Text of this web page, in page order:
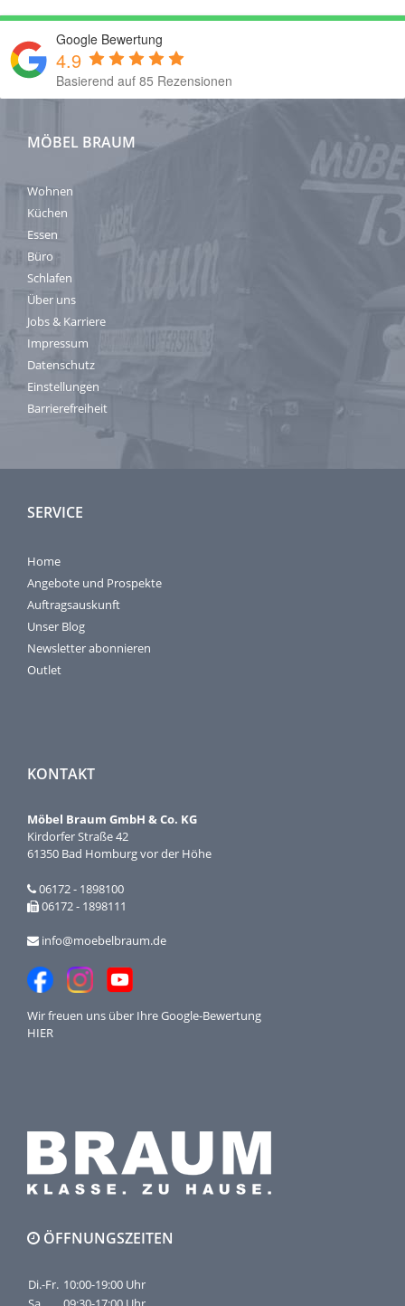
Google Bewertung
4.9
Basierend auf 85 Rezensionen
MÖBEL BRAUM
Wohnen
Küchen
Essen
Büro
Schlafen
Über uns
Jobs & Karriere
Impressum
Datenschutz
Einstellungen
Barrierefreiheit
SERVICE
Home
Angebote und Prospekte
Auftragsauskunft
Unser Blog
Newsletter abonnieren
Outlet
KONTAKT
Möbel Braum GmbH & Co. KG
Kirdorfer Straße 42
61350 Bad Homburg vor der Höhe
06172 - 1898100
06172 - 1898111
info@moebelbraum.de
Wir freuen uns über IhreGoogle-Bewertung
HIER
ÖFFNUNGSZEITEN
Di.-Fr. 10:00-19:00 Uhr